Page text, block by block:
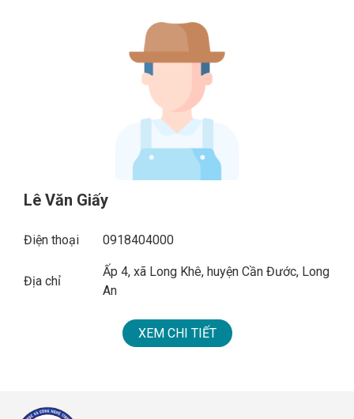
Lê Văn Giấy
Điện thoại 0918404000
Địa chỉ
Ấp 4, xã Long Khê, huyện Cần Đước, Long
An
XEM CHI TIẾT